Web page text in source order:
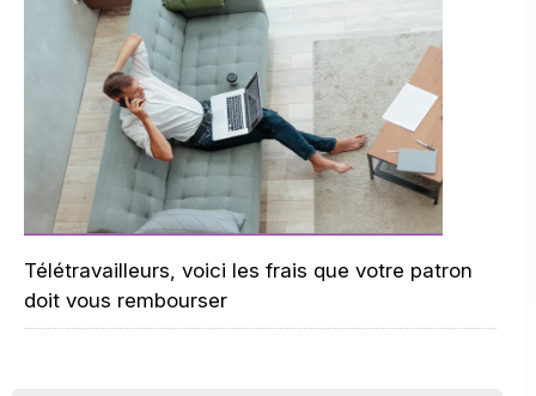
Télétravailleurs, voici les frais que votre patron
doit vous rembourser